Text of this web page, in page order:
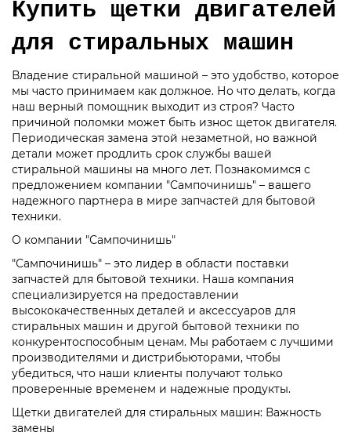
Купить щетки двигателей
для стиральных машин
Владение стиральной машиной – это удобство, которое
мы часто принимаем как должное. Но что делать, когда
наш верный помощник выходит из строя? Часто
причиной поломки может быть износ щеток двигателя.
Периодическая замена этой незаметной, но важной
детали может продлить срок службы вашей
стиральной машины на много лет. Познакомимся с
предложением компании "Сампочинишь" – вашего
надежного партнера в мире запчастей для бытовой
техники.
О компании "Сампочинишь"
"Сампочинишь" – это лидер в области поставки
запчастей для бытовой техники. Наша компания
специализируется на предоставлении
высококачественных деталей и аксессуаров для
стиральных машин и другой бытовой техники по
конкурентоспособным ценам. Мы работаем с лучшими
производителями и дистрибьюторами, чтобы
убедиться, что наши клиенты получают только
проверенные временем и надежные продукты.
Щетки двигателей для стиральных машин: Важность
замены